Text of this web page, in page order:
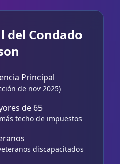
del Condado
Principal
de nov 2025)
de 65
techo de impuestos
discapacitados